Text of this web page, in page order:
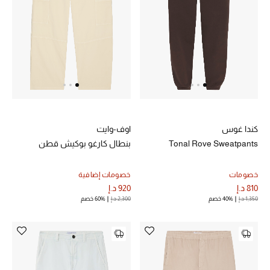
خصومات
ما وصلنا حديثاً
الموسم الجديد
حصريًا عبر الإنترنت
جميع إصدارتنا النسائية
تشكيلة المناسبات للنساء
الحب للمحلي
الملابس الرياضية النسائية
كندا غوس
Tonal Rove Sweatpants
خصومات
810 د.إ
1,350 د.إ 40% خصم
اوف-وايت
بنطال كارغو بوكيش قطن
خصومات إضافية
920 د.إ
2,300 د.إ 60% خصم